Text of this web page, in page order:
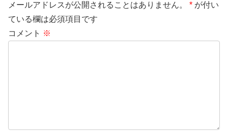
メールアドレスが公開されることはありません。 * が付い
ている欄は必須項目です
コメント ※